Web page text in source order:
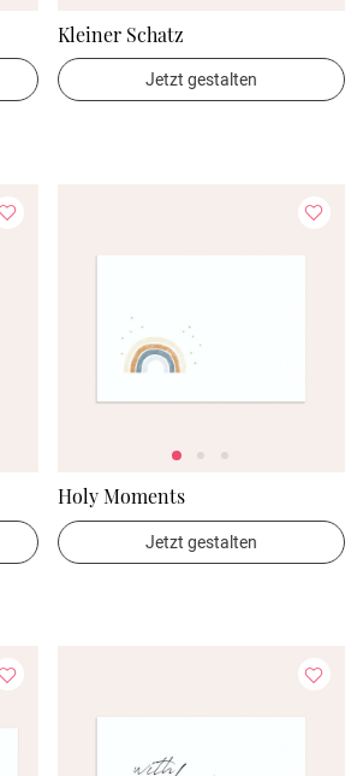
Kleiner Schatz
Jetzt gestalten
Holy Moments
Jetzt gestalten